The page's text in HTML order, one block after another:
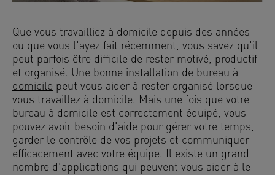
Que vous travailliez à domicile depuis des années
ou que vous l'ayez fait récemment, vous savez qu'il
peut parfois être difficile de rester motivé, productif
et organisé. Une bonne installation de bureau à
domicile peut vous aider à rester organisé lorsque
vous travaillez à domicile. Mais une fois que votre
bureau à domicile est correctement équipé, vous
pouvez avoir besoin d'aide pour gérer votre temps,
garder le contrôle de vos projets et communiquer
efficacement avec votre équipe. Il existe un grand
nombre d'applications qui peuvent vous aider à le